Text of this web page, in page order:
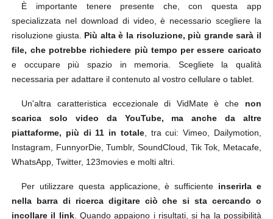
È importante tenere presente che, con questa app
specializzata nel download di video, è necessario scegliere la
risoluzione giusta. Più alta è la risoluzione, più grande sarà il
file, che potrebbe richiedere più tempo per essere caricato
e occupare più spazio in memoria. Scegliete la qualità
necessaria per adattare il contenuto al vostro cellulare o tablet.
Un'altra caratteristica eccezionale di VidMate è che non
scarica solo video da YouTube, ma anche da altre
piattaforme, più di 11 in totale, tra cui: Vimeo, Dailymotion,
Instagram, FunnyorDie, Tumblr, SoundCloud, Tik Tok, Metacafe,
WhatsApp, Twitter, 123movies e molti altri.
Per utilizzare questa applicazione, è sufficiente inserirla e
nella barra di ricerca digitare ciò che si sta cercando o
incollare il link. Quando appaiono i risultati, si ha la possibilità